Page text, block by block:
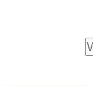
Website